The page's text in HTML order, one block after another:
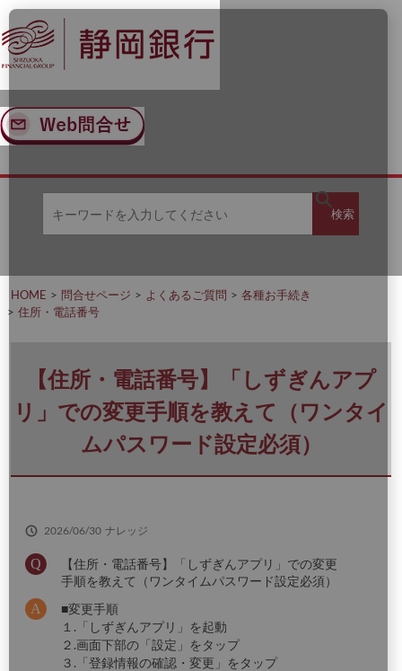
ナ
ビ
ゲ
ー
ン
へ
ス
メ
イ
ン
コ
ン
ツ
へ
ー
ワ
入
く
だ
い
検索
検
HOME 問合せページ よくあるご質問
各種お手続き
住所・電話番号
【住所・電話番号】「しずぎんアプ
リ」での変更手順を教えて（ワンタイ
ムパスワード設定必須）
2026/06/30 ナレッジ
【住所・電話番号】「しずぎんアプリ」での変更
手順を教えて（ワンタイムパスワード設定必須）
■変更手順
１.「しずぎんアプリ」を起動
２.画面下部の「設定」をタップ
３.「登録情報の確認・変更」をタップ